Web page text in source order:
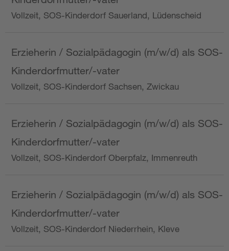
Vollzeit, SOS-Kinderdorf Sauerland, Lüdenscheid
Erzieherin / Sozialpädagogin (m/w/d) als SOS-
Kinderdorfmutter/-vater
Vollzeit, SOS-Kinderdorf Sachsen, Zwickau
Erzieherin / Sozialpädagogin (m/w/d) als SOS-
Kinderdorfmutter/-vater
Vollzeit, SOS-Kinderdorf Oberpfalz, Immenreuth
Erzieherin / Sozialpädagogin (m/w/d) als SOS-
Kinderdorfmutter/-vater
Vollzeit, SOS-Kinderdorf Niederrhein, Kleve